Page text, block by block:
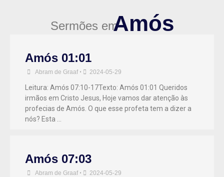
Sermões emAmós
Amós 01:01
Abram de Graaf • 2024-05-29
Leitura: Amós 07:10-17Texto: Amós 01:01 Queridos
irmãos em Cristo Jesus, Hoje vamos dar atenção às
profecias de Amós. O que esse profeta tem a dizer a
nós? Esta …
Amós 07:03
Abram de Graaf • 2024-05-29